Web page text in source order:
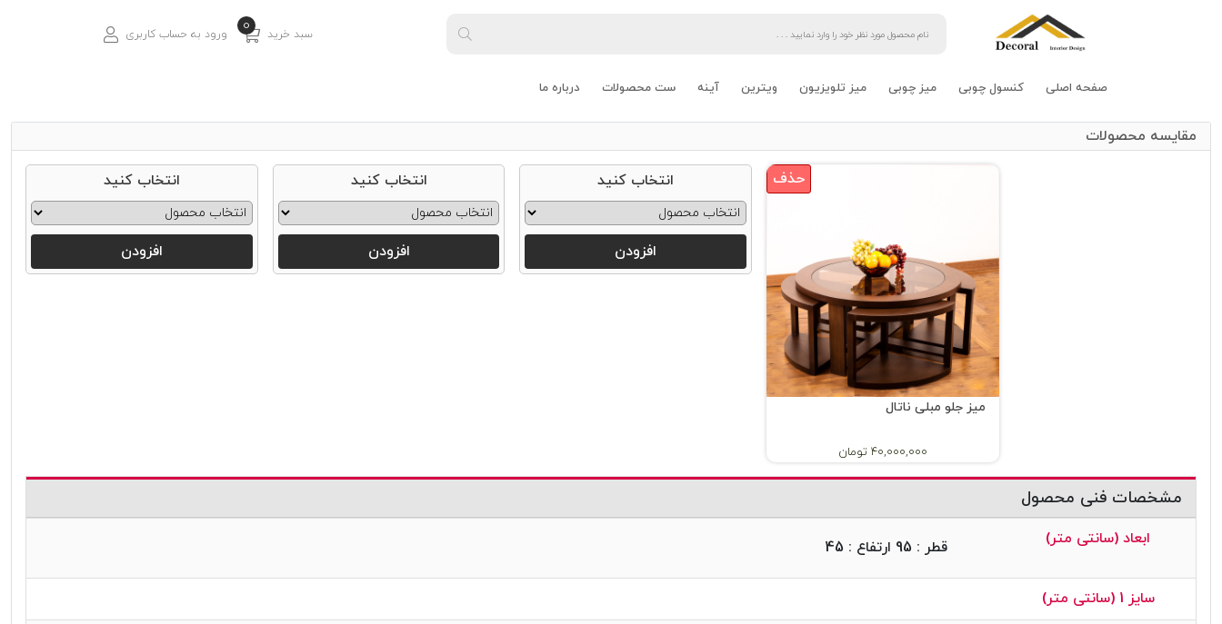
سبد خرید 0 ورود به حساب کاربری
صفحه اصلی کنسول چوبی میز چوبی میز تلویزیون ویترین آینه ست محصولات درباره ما
مقایسه محصولات
حذف
میز جلو مبلی ناتال
40,000,000 تومان
انتخاب کنید
افزودن
انتخاب کنید
افزودن
انتخاب کنید
افزودن
مشخصات فنی محصول
ابعاد (سانتی متر) قطر : 95 ارتفاع : 45
سایز 1 (سانتی متر)